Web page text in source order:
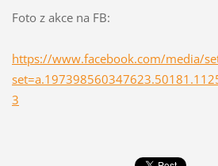
Foto z akce na FB:
https://www.facebook.com/media/
3